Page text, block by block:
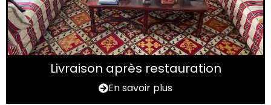
Livraison après restauration
En savoir plus